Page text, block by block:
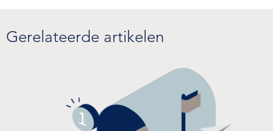
Gerelateerde artikelen